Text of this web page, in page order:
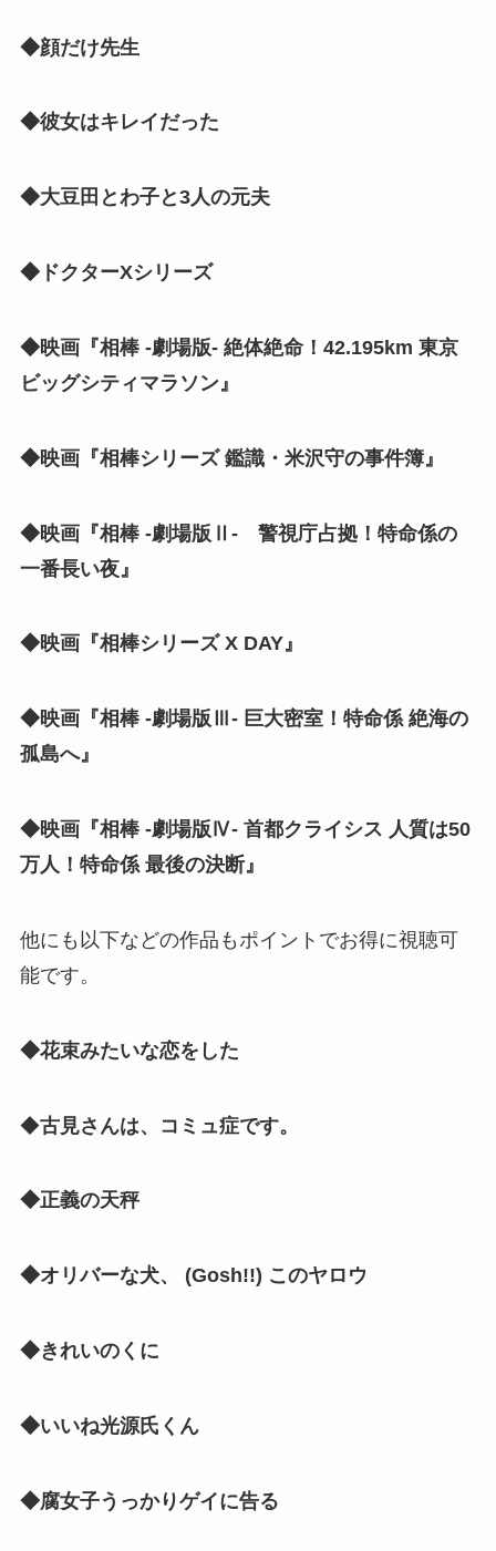
◆顔だけ先生
◆彼女はキレイだった
◆大豆田とわ子と3人の元夫
◆ドクターXシリーズ
◆映画『相棒 -劇場版- 絶体絶命！42.195km 東京
ビッグシティマラソン』
◆映画『相棒シリーズ 鑑識・米沢守の事件簿』
◆映画『相棒 -劇場版Ⅱ- 警視庁占拠！特命係の
一番長い夜』
◆映画『相棒シリーズ X DAY』
◆映画『相棒 -劇場版Ⅲ- 巨大密室！特命係 絶海の
孤島へ』
◆映画『相棒 -劇場版Ⅳ- 首都クライシス 人質は50
万人！特命係 最後の決断』
他にも以下などの作品もポイントでお得に視聴可
能です。
◆花束みたいな恋をした
◆古見さんは、コミュ症です。
◆正義の天秤
◆オリバーな犬、 (Gosh!!) このヤロウ
◆きれいのくに
◆いいね光源氏くん
◆腐女子うっかりゲイに告る